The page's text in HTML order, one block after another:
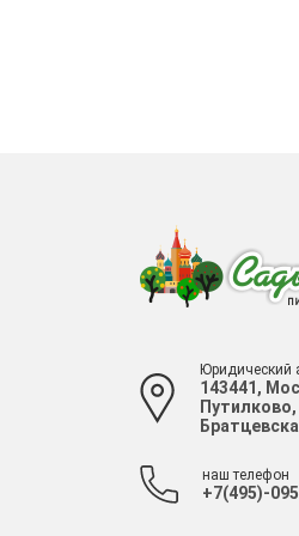
Юридический
143441,
Путилково,
наш телефон
+7(495)-